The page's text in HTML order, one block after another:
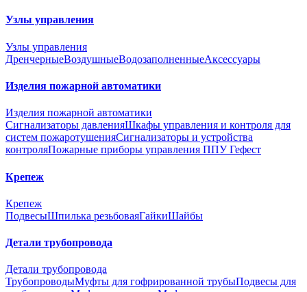
Узлы управления
Узлы управления
ДренчерныеВоздушныеВодозаполненныеАксессуары
Изделия пожарной автоматики
Изделия пожарной автоматики
Сигнализаторы давленияШкафы управления и контроля для
систем пожаротушенияСигнализаторы и устройства
контроляПожарные приборы управления ППУ Гефест
Крепеж
Крепеж
ПодвесыШпилька резьбоваяГайкиШайбы
Детали трубопровода
Детали трубопровода
ТрубопроводыМуфты для гофрированной трубыПодвесы для